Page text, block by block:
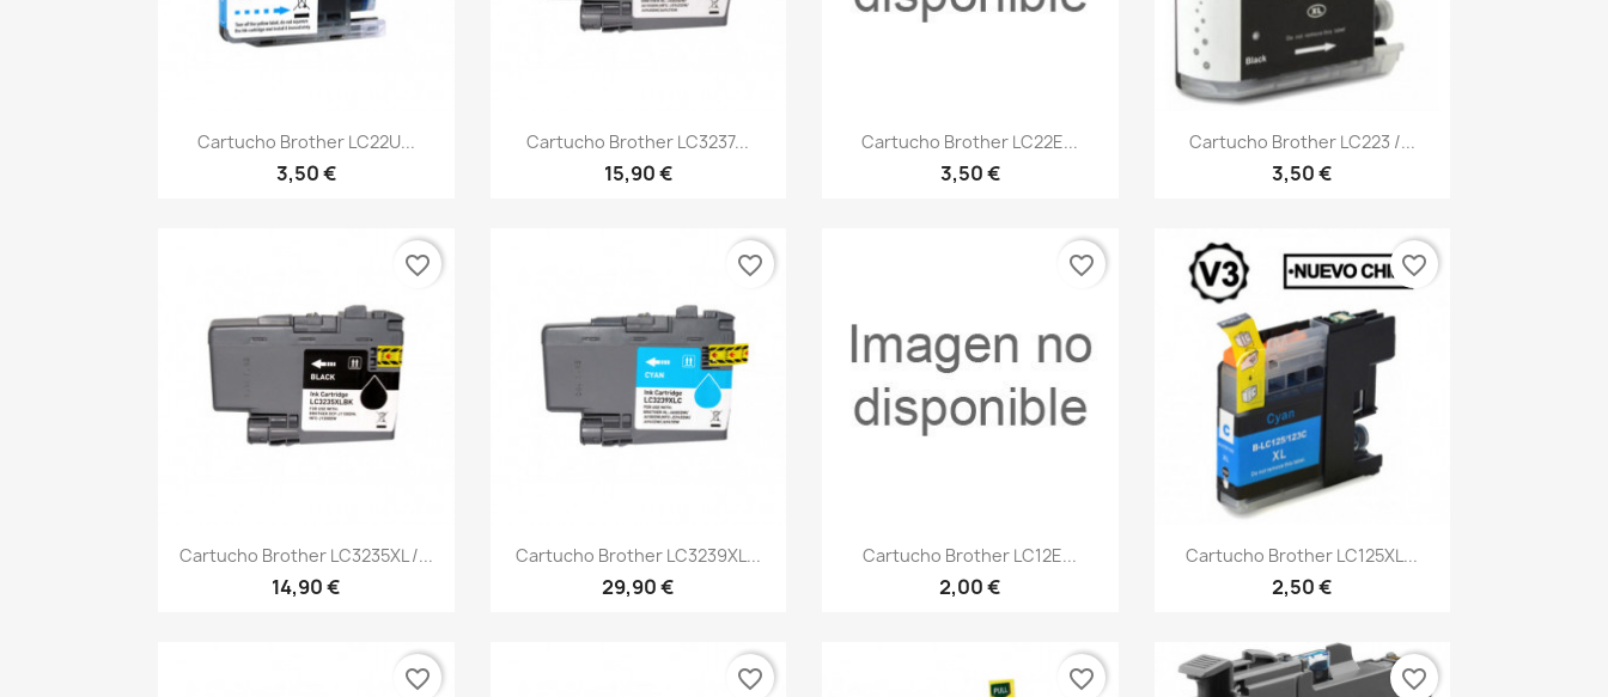
Vista rápida
Cartucho Brother LC22U...
3,50 €
Vista rápida
Cartucho Brother LC3237...
15,90 €
Vista rápida
Cartucho Brother LC22E...
3,50 €
Vista rápida
Cartucho Brother LC223 /...
3,50 €
Vista rápida
Cartucho Brother LC3235XL /...
14,90 €
favorite_border
 Vista rápida
Cartucho Brother LC3239XL...
29,90 €
favorite_border
Vista rápida
Cartucho Brother LC12E...
2,00 €
favorite_border
Vista rápida
Cartucho Brother LC125XL...
2,50 €
favorite_border
favorite_border favorite_border favorite_border favorite_border